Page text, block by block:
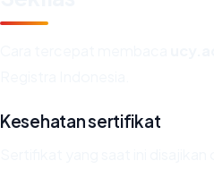
Kesehatan sertifikat